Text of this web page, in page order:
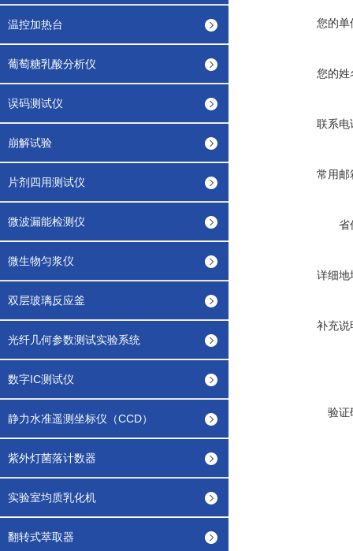
温控加热台
葡萄糖乳酸分析仪
误码测试仪
崩解试验
片剂四用测试仪
微波漏能检测仪
微生物匀浆仪
双层玻璃反应釜
光纤几何参数测试实验系统
数字IC测试仪
静力水准遥测坐标仪（CCD）
紫外灯菌落计数器
实验室均质乳化机
翻转式萃取器
您的单
您的姓
联系电
常用邮
省
详细地
补充说
验证